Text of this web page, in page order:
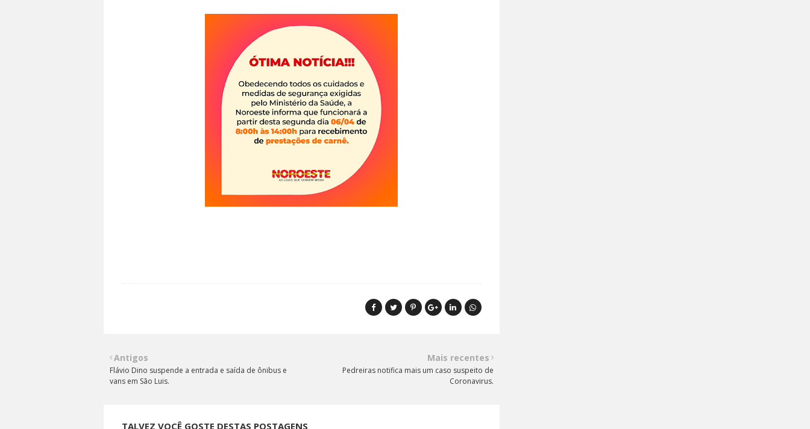
Mais recentes
Pedreiras notifica mais um caso suspeito de
Coronavirus.
Antigos
Flávio Dino suspende a entrada e saída de ônibus e
vans em São Luis.
TALVEZ VOCÊ GOSTE DESTAS POSTAGENS